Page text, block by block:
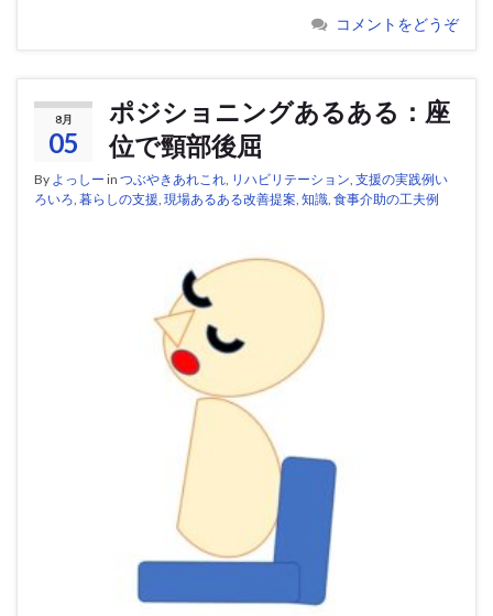
コメントをどうぞ
8月
05
ポジショニングあるある：座
位で頸部後屈
By よっしー in つぶやきあれこれ リハビリテーション 支援の実践例い
ろいろ 暮らしの支援 現場あるある改善提案 知識 食事介助の工夫例